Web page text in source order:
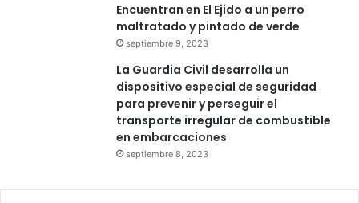
Encuentran en El Ejido a un perro
maltratado y pintado de verde
septiembre 9, 2023
La Guardia Civil desarrolla un
dispositivo especial de seguridad
para prevenir y perseguir el
transporte irregular de combustible
en embarcaciones
septiembre 8, 2023